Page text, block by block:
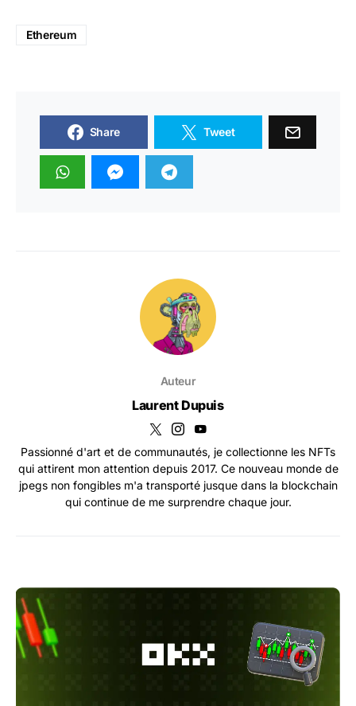
Ethereum
Share Tweet
Auteur
Laurent Dupuis
Passionné d'art et de communautés, je collectionne les NFTs
qui attirent mon attention depuis 2017. Ce nouveau monde de
jpegs non fongibles m'a transporté jusque dans la blockchain
qui continue de me surprendre chaque jour.